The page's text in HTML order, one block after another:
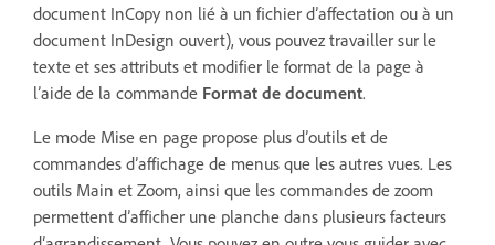
document InCopy non lié à un fichier d’affectation ou à un
document InDesign ouvert), vous pouvez travailler sur le
texte et ses attributs et modifier le format de la page à
l’aide de la commande Format de document.
Le mode Mise en page propose plus d’outils et de
commandes d’affichage de menus que les autres vues. Les
outils Main et Zoom, ainsi que les commandes de zoom
permettent d’afficher une planche dans plusieurs facteurs